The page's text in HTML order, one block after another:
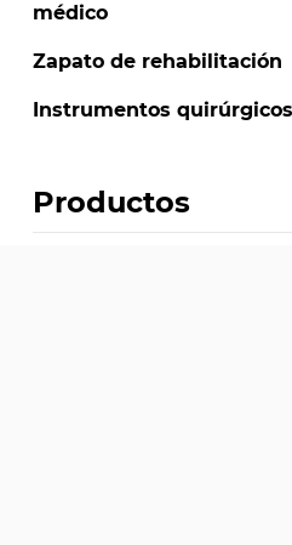
médico
Zapato de rehabilitación
Instrumentos quirúrgicos
Productos